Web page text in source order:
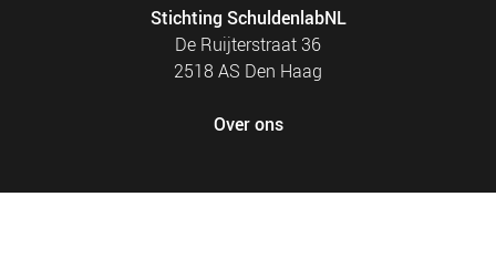
Stichting SchuldenlabNL
De Ruijterstraat 36
2518 AS Den Haag
Over ons